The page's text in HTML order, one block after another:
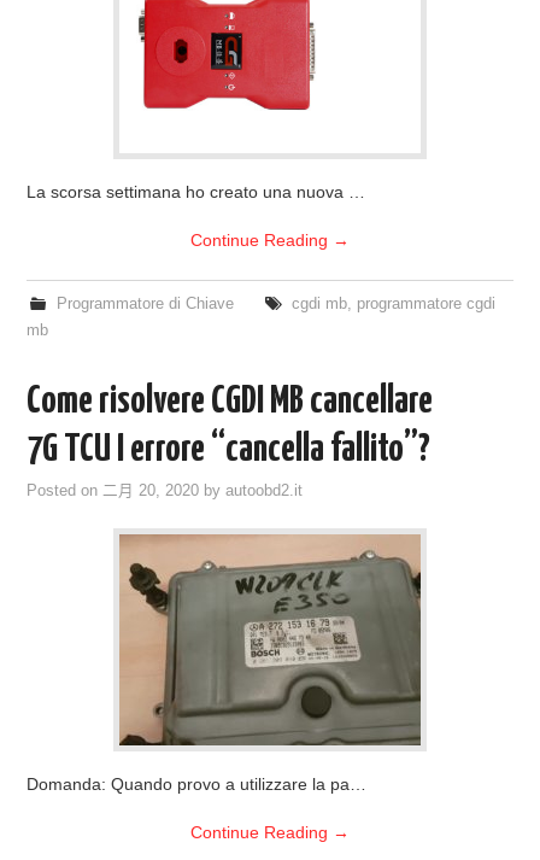
La scorsa settimana ho creato una nuova …
Continue Reading →
Programmatore di Chiave cgdi mb, programmatore cgdi
mb
Come risolvere CGDI MB cancellare
7G TCU I errore “cancella fallito”?
Posted on二月 20, 2020 byautoobd2.it
Domanda: Quando provo a utilizzare la pa…
Continue Reading →